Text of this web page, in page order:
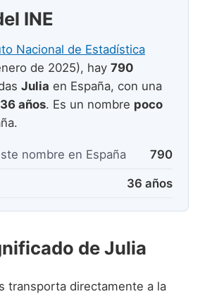
niño que empiezan por R
niño que empiezan por S
niño que empiezan por T
niño que empiezan por Y
niño que empiezan por Z
de Niño Rumanos
de Niño Rusos
de Niño Suecos
INE
Nacional de Estadística
de 2025), hay 790
Julia en España, con una
36 años. Es un nombre poco
nombre en España 790
36 años
de Julia
transporta directamente a la